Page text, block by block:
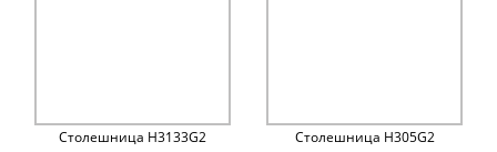
Столешница H3133G2
Столешница H305G2